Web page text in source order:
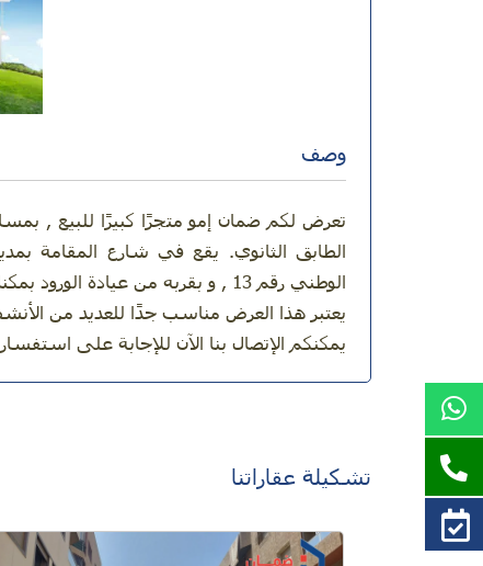
وصف
الطابق الثانوي. يقع في شارع المقامة
الوطني رقم 13 , و بقربه من عيادة الورود بمكناس.
يعتبر هذا العرض مناسب جدًا للعديد من
يمكنكم الإتصال بنا الآن للإجابة على
تشكيلة عقاراتنا